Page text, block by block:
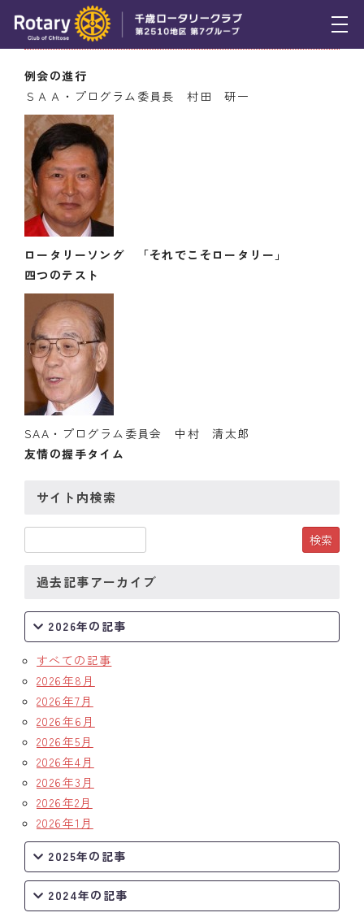
トピックス
例会報告
活動報告
理事会報告
スケジュール
年間プログラム
組織図
クラブのあゆみ
クラブの歴史
歴代会長・幹事
案内
リンク集
情報公開
入会のご案内
11月18日（木） 例会の模様
例会の進行
ＳＡＡ・プログラム委員長 村田 研一
ロータリーソング 「それでこそロータリー 」
四つのテスト
SAA・プログラム委員会 中村 清太郎
友情の握手タイム
サイト内検索
過去記事アーカイブ
2026年の記事
すべての記事
2026年8月
2026年7月
2026年6月
2026年5月
2026年4月
2026年3月
2026年2月
2026年1月
2025年の記事
2024年の記事